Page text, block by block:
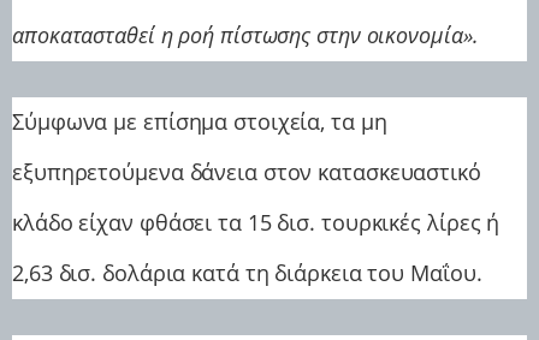
αποκατασταθεί η ροή πίστωσης στην οικονομία».
Σύμφωνα με επίσημα στοιχεία, τα μη
εξυπηρετούμενα δάνεια στον κατασκευαστικό
κλάδο είχαν φθάσει τα 15 δισ. τουρκικές λίρες ή
2,63 δισ. δολάρια κατά τη διάρκεια του Μαΐου.